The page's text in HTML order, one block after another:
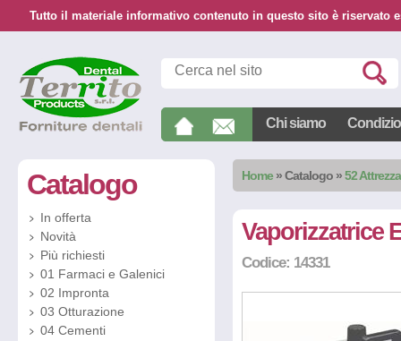
Tutto il materiale informativo contenuto in questo sito è riservato
Chi siamo
Home »Catalogo »52
Catalogo
In offerta
Novità
Più richiesti
01 Farmaci e Galenici
02 Impronta
03 Otturazione
04 Cementi
Vaporizzatrice
Codice: 14331